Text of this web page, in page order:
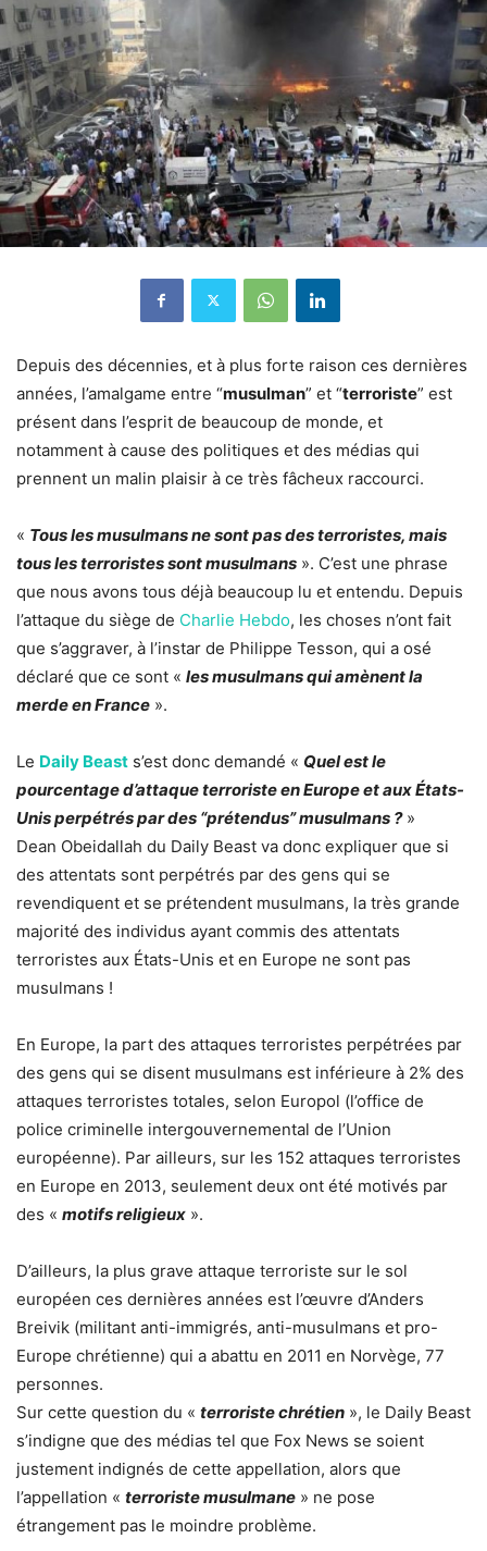
Depuis des décennies, et à plus forte raison ces dernières
années, l’amalgame entre “musulman” et “terroriste” est
présent dans l’esprit de beaucoup de monde, et
notamment à cause des politiques et des médias qui
prennent un malin plaisir à ce très fâcheux raccourci.
« Tous les musulmans ne sont pas des terroristes, mais
tous les terroristes sont musulmans ». C’est une phrase
que nous avons tous déjà beaucoup lu et entendu. Depuis
l’attaque du siège de Charlie Hebdo, les choses n’ont fait
que s’aggraver, à l’instar de Philippe Tesson, qui a osé
déclaré que ce sont « les musulmans qui amènent la
merde en France ».
Le Daily Beast s’est donc demandé « Quel est le
pourcentage d’attaque terroriste en Europe et aux États-
Unis perpétrés par des “prétendus” musulmans ? »
Dean Obeidallah du Daily Beast va donc expliquer que si
des attentats sont perpétrés par des gens qui se
revendiquent et se prétendent musulmans, la très grande
majorité des individus ayant commis des attentats
terroristes aux États-Unis et en Europe ne sont pas
musulmans !
En Europe, la part des attaques terroristes perpétrées par
des gens qui se disent musulmans est inférieure à 2% des
attaques terroristes totales, selon Europol (l’office de
police criminelle intergouvernemental de l’Union
européenne). Par ailleurs, sur les 152 attaques terroristes
en Europe en 2013, seulement deux ont été motivés par
des « motifs religieux ».
D’ailleurs, la plus grave attaque terroriste sur le sol
européen ces dernières années est l’œuvre d’Anders
Breivik (militant anti-immigrés, anti-musulmans et pro-
Europe chrétienne) qui a abattu en 2011 en Norvège, 77
personnes.
Sur cette question du « terroriste chrétien », le Daily Beast
s’indigne que des médias tel que Fox News se soient
justement indignés de cette appellation, alors que
l’appellation « terroriste musulmane » ne pose
étrangement pas le moindre problème.